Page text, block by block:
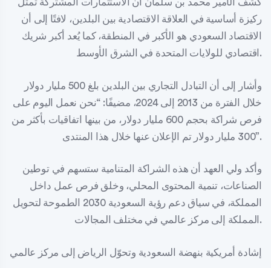
كشف الأمير محمد بن سلمان أن الاستثمارات المشتركة تمثل
ركيزة أساسية في العلاقة الاقتصادية بين البلدين، لافتًا إلى أن
الاقتصاد السعودي هو الأكبر في المنطقة، كما يُعد أكبر شريك
اقتصادي للولايات المتحدة في الشرق الأوسط.
وأشار إلى أن التبادل التجاري بين البلدين بلغ 500 مليار دولار
خلال الفترة من 2013 إلى 2024، مضيفًا: “نحن نعمل اليوم على
فرص شراكة بحجم 600 مليار دولار، من بينها اتفاقيات بأكثر من
300 مليار دولار تم الإعلان عنها خلال هذا المنتدى”.
وأكد ولي العهد أن هذه الشراكة المتنامية ستسهم في توطين
الصناعات، تنمية المحتوى المحلي، وخلق فرص عمل داخل
المملكة، في سياق دعم رؤية السعودية 2030 الطموحة لتحويل
المملكة إلى مركز عالمي في مختلف المجالات.
إشادة أمريكية بنهضة السعودية وتحوّل الرياض إلى مركز عالمي